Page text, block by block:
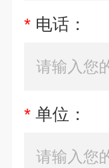
* 电话：
* 单位：